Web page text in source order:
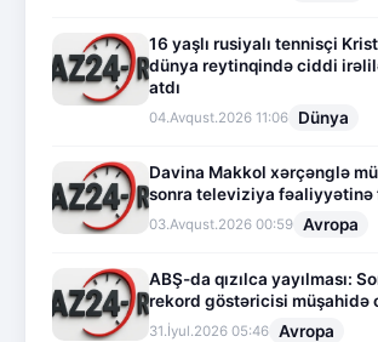
16 yaşlı rusiyalı tennisçi
dünya reytinqində ciddi
atdı
04.Avqust.2026 11:06 Dünya
Davina Makkol xərçənglə
sonra televiziya fəaliyyətinə
03.Avqust.2026 00:59 Avropa
ABŞ-da qızılca yayılması:
rekord göstəricisi müşahidə
31.İyul.2026 05:46 Avropa